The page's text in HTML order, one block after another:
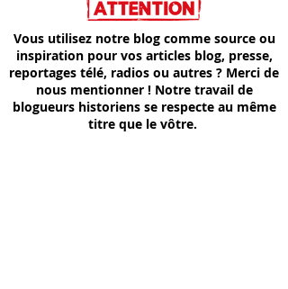
Vous utilisez notre blog comme source ou
inspiration pour vos articles blog, presse,
reportages télé, radios ou autres ? Merci de
nous mentionner ! Notre travail de
blogueurs historiens se respecte au même
titre que le vôtre.